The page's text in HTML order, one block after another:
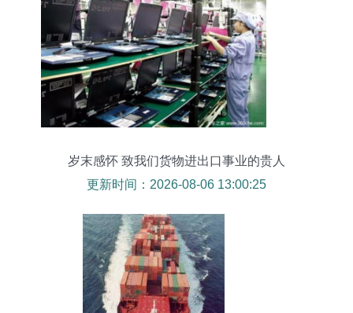
岁末感怀 致我们货物进出口事业的贵人
更新时间：2026-08-06 13:00:25